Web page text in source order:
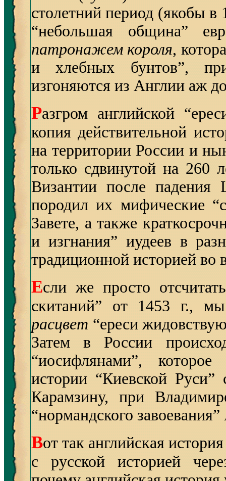
столетний период (якобы в
“небольшая община”
патронажем короля,
и хлебных бунтов”,
изгоняются из Англии аж
Разгром английской
копия действительной
на территории России и
только сдвинутой на 260
Византии после
породил их мифические
Завете, а также
и изгнания” иудеев в
традиционной историей во
Если же просто
скитаний” от 1453 г.,
расцвет “ереси
Затем в России
“иосифлянами”,
истории “Киевской
Карамзину, при
“нормандского
Вот так английская
с русской историей